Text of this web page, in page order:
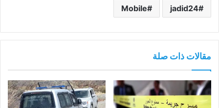
jadid24
Mobile
مقالات ذات صلة